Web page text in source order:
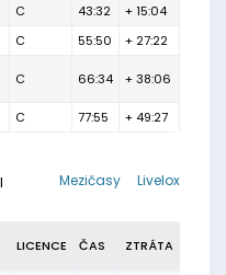
C 43:32
+ 15:04
C 55:50 + 27:22
C 66:34 + 38:06
C 77:55 + 49:27
Livelox
Mezičasy
LICENCE ČAS ZTRÁTA